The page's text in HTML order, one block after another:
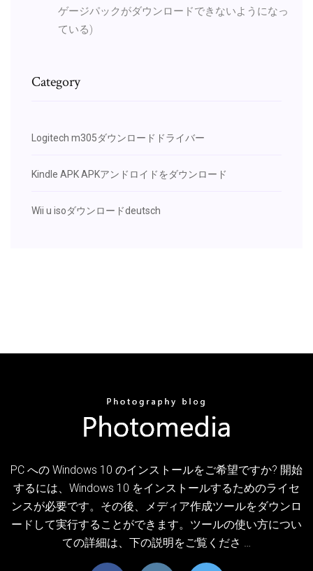
ゲージパックがダウンロードできないようになっ
ている)
Category
Logitech m305ダウンロードドライバー
Kindle APK APKアンドロイドをダウンロード
Wii u isoダウンロードdeutsch
PC への Windows 10 のインストールをご希望ですか? 開始
するには、Windows 10 をインストールするためのライセ
ンスが必要です。その後、メディア作成ツールをダウンロ
ードして実行することができます。ツールの使い方につい
ての詳細は、下の説明をご覧くださ …